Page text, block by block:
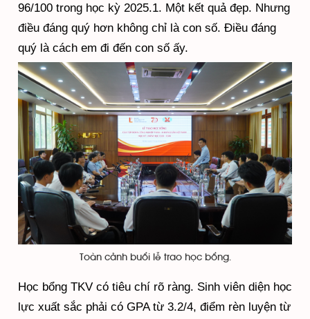
96/100 trong học kỳ 2025.1. Một kết quả đẹp. Nhưng
điều đáng quý hơn không chỉ là con số. Điều đáng
quý là cách em đi đến con số ấy.
Toàn cảnh buổi lễ trao học bổng.
Học bổng TKV có tiêu chí rõ ràng. Sinh viên diện học
lực xuất sắc phải có GPA từ 3.2/4, điểm rèn luyện từ